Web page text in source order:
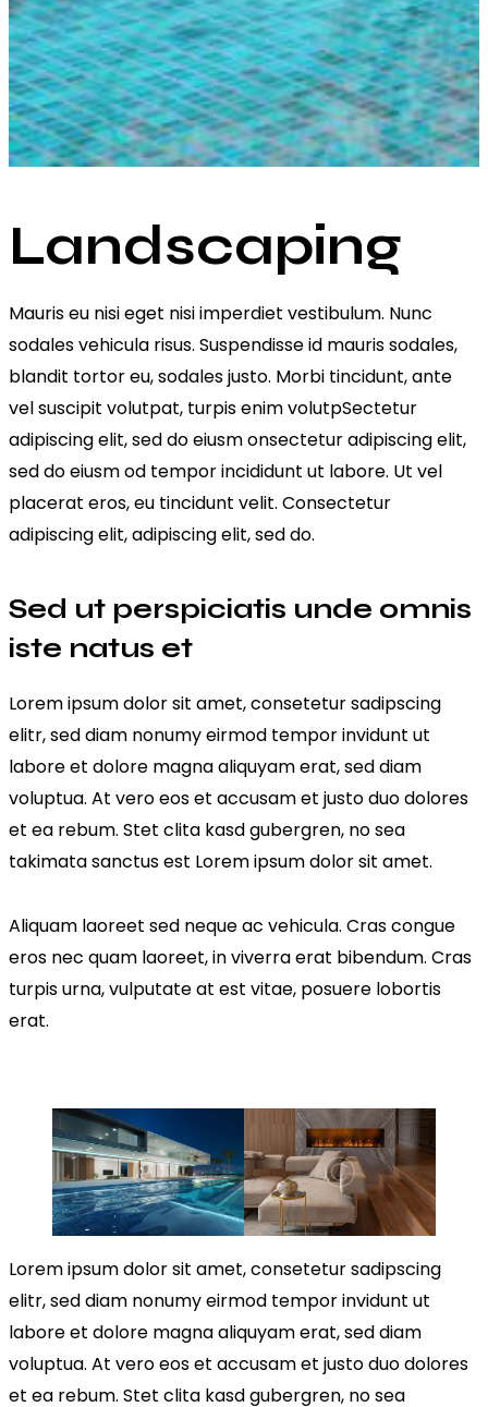
Landscaping
Mauris eu nisi eget nisi imperdiet vestibulum. Nunc
sodales vehicula risus. Suspendisse id mauris sodales,
blandit tortor eu, sodales justo. Morbi tincidunt, ante
vel suscipit volutpat, turpis enim volutpSectetur
adipiscing elit, sed do eiusm onsectetur adipiscing elit,
sed do eiusm od tempor incididunt ut labore. Ut vel
placerat eros, eu tincidunt velit. Consectetur
adipiscing elit, adipiscing elit, sed do.
Sed ut perspiciatis unde omnis
iste natus et
Lorem ipsum dolor sit amet, consetetur sadipscing
elitr, sed diam nonumy eirmod tempor invidunt ut
labore et dolore magna aliquyam erat, sed diam
voluptua. At vero eos et accusam et justo duo dolores
et ea rebum. Stet clita kasd gubergren, no sea
takimata sanctus est Lorem ipsum dolor sit amet.
Aliquam laoreet sed neque ac vehicula. Cras congue
eros nec quam laoreet, in viverra erat bibendum. Cras
turpis urna, vulputate at est vitae, posuere lobortis
erat.
Lorem ipsum dolor sit amet, consetetur sadipscing
elitr, sed diam nonumy eirmod tempor invidunt ut
labore et dolore magna aliquyam erat, sed diam
voluptua. At vero eos et accusam et justo duo dolores
et ea rebum. Stet clita kasd gubergren, no sea